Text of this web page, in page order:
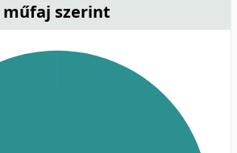
műfaj szerint